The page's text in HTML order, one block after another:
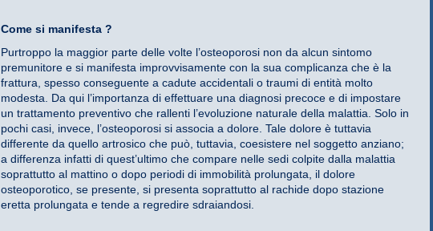
Come si manifesta ?
Purtroppo la maggior parte delle volte l’osteoporosi non da alcun sintomo
premunitore e si manifesta improvvisamente con la sua complicanza che è la
frattura, spesso conseguente a cadute accidentali o traumi di entità molto
modesta. Da qui l’importanza di effettuare una diagnosi precoce e di impostare
un trattamento preventivo che rallenti l’evoluzione naturale della malattia. Solo in
pochi casi, invece, l’osteoporosi si associa a dolore. Tale dolore è tuttavia
differente da quello artrosico che può, tuttavia, coesistere nel soggetto anziano;
a differenza infatti di quest’ultimo che compare nelle sedi colpite dalla malattia
soprattutto al mattino o dopo periodi di immobilità prolungata, il dolore
osteoporotico, se presente, si presenta soprattutto al rachide dopo stazione
eretta prolungata e tende a regredire sdraiandosi.